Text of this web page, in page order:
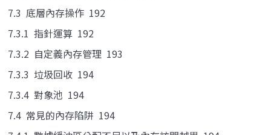
7.3 底層內存操作 192
7.3.1 指針運算 192
7.3.2 自定義內存管理 193
7.3.3 垃圾回收 194
7.3.4 對象池 194
7.4 常見的內存陷阱 194